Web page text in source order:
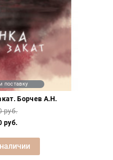
поставку
Борчев А.Н.
руб.
руб.